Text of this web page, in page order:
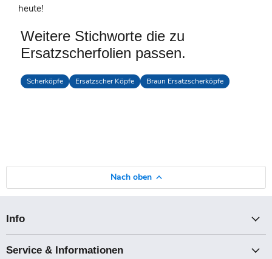
heute!
Weitere Stichworte die zu
Ersatzscherfolien passen.
Scherköpfe Ersatzscher Köpfe Braun Ersatzscherköpfe
Nach oben
Info
Service & Informationen